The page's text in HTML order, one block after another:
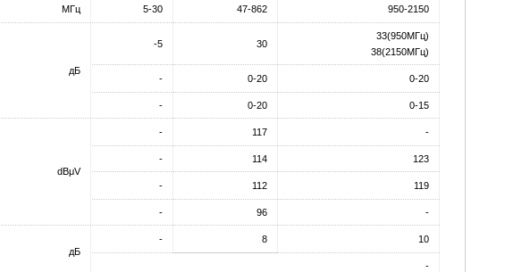
МГц 5-30 47-862 950-2150
дБ
-5 30
33(950МГц)
38(2150МГц)
- 0-20 0-20
- 0-20 0-15
dBμV
- 117 -
- 114 123
- 112 119
- 96 -
дБ
- 8 10
-